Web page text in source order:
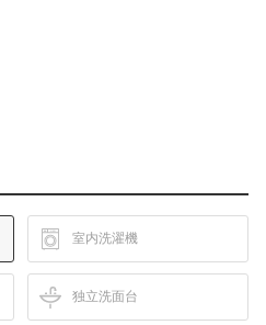
室内洗濯機
独立洗面台